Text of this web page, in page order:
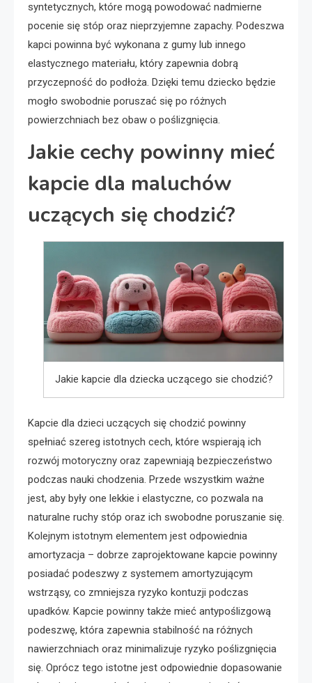
syntetycznych, które mogą powodować nadmierne
pocenie się stóp oraz nieprzyjemne zapachy. Podeszwa
kapci powinna być wykonana z gumy lub innego
elastycznego materiału, który zapewnia dobrą
przyczepność do podłoża. Dzięki temu dziecko będzie
mogło swobodnie poruszać się po różnych
powierzchniach bez obaw o poślizgnięcia.
Jakie cechy powinny mieć
kapcie dla maluchów
uczących się chodzić?
Jakie kapcie dla dziecka uczącego sie chodzić?
Kapcie dla dzieci uczących się chodzić powinny
spełniać szereg istotnych cech, które wspierają ich
rozwój motoryczny oraz zapewniają bezpieczeństwo
podczas nauki chodzenia. Przede wszystkim ważne
jest, aby były one lekkie i elastyczne, co pozwala na
naturalne ruchy stóp oraz ich swobodne poruszanie się.
Kolejnym istotnym elementem jest odpowiednia
amortyzacja – dobrze zaprojektowane kapcie powinny
posiadać podeszwy z systemem amortyzującym
wstrząsy, co zmniejsza ryzyko kontuzji podczas
upadków. Kapcie powinny także mieć antypoślizgową
podeszwę, która zapewnia stabilność na różnych
nawierzchniach oraz minimalizuje ryzyko poślizgnięcia
się. Oprócz tego istotne jest odpowiednie dopasowanie